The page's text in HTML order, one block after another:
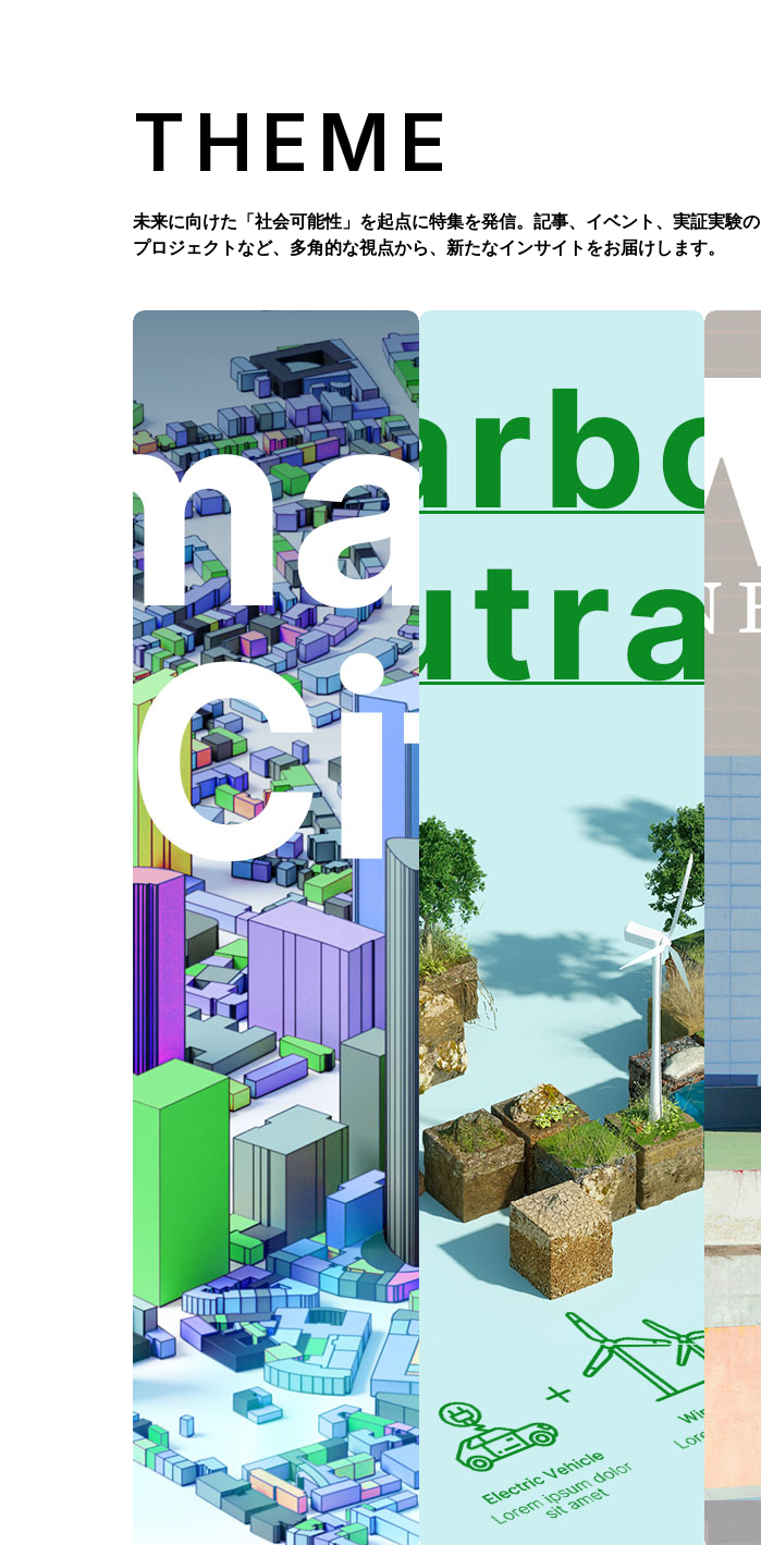
THEME
未来に向けた「社会可能性」を起点に特集を発信。記事、イベント、実証実験の
プロジェクトなど、多角的な視点から、新たなインサイトをお届けします。